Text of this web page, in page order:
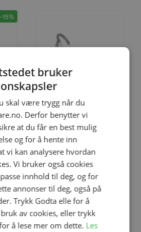
-15%
Legg til
Newborn Pack, 0+, Stokke®,
BABYZEN™ YOYO, Grey
kr 2 500,00
bruker
skal være trygg når du
Derfor benytter vi
at du får en best mulig
og for å hente inn
vi kan analysere hvordan
Vi bruker også cookies
innhold til deg, og for
annonser til deg, også på
Trykk Godta elle for å
av cookies, eller trykk
å lese mer om dette. Les